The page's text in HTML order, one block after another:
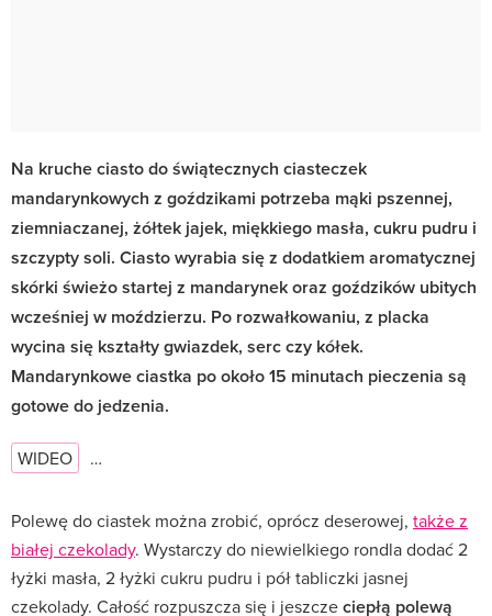
Na kruche ciasto do świątecznych ciasteczek
mandarynkowych z goździkami potrzeba mąki pszennej,
ziemniaczanej, żółtek jajek, miękkiego masła, cukru pudru i
szczypty soli. Ciasto wyrabia się z dodatkiem aromatycznej
skórki świeżo startej z mandarynek oraz goździków ubitych
wcześniej w moździerzu. Po rozwałkowaniu, z placka
wycina się kształty gwiazdek, serc czy kółek.
Mandarynkowe ciastka po około 15 minutach pieczenia są
gotowe do jedzenia.
WIDEO …
Polewę do ciastek można zrobić, oprócz deserowej, także z
białej czekolady. Wystarczy do niewielkiego rondla dodać 2
łyżki masła, 2 łyżki cukru pudru i pół tabliczki jasnej
czekolady. Całość rozpuszcza się i jeszczeciepłą polewą